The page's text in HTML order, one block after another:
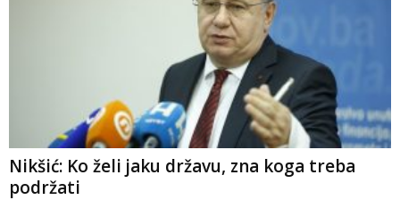
Nikšić: Ko želi jaku državu, zna koga treba
podržati